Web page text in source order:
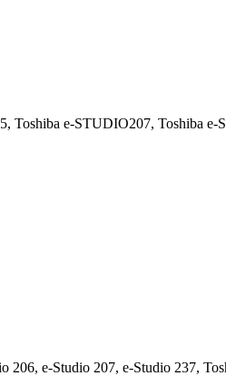
Toshiba e-STUDIO207, Toshiba e-
206, e-Studio 207, e-Studio 237,